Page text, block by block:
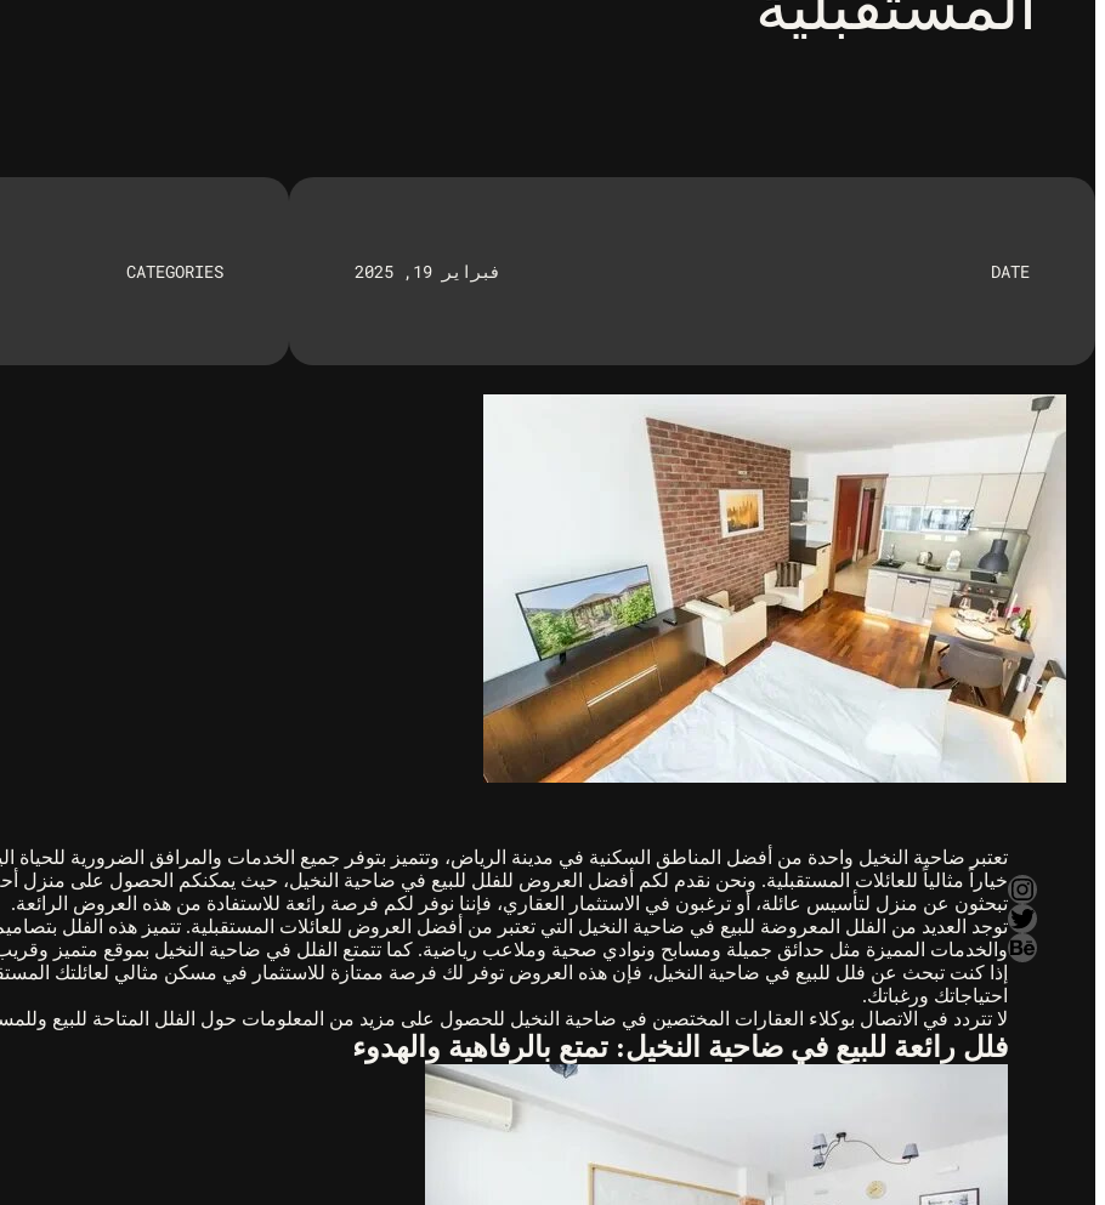
DATE فبراير 19, 2025 CATEGORIES
Instagram
Twitter
Behance
تعتبر ضاحية النخيل واحدة من أفضل المناطق السكنية في مدينة الرياض، وتتميز بتوفر جميع الخدمات والمرافق الضرورية للحياة
خياراً مثالياً للعائلات المستقبلية. ونحن نقدم لكم أفضل العروض للفلل للبيع في ضاحية النخيل، حيث يمكنكم الحصول على منزل
تبحثون عن منزل لتأسيس عائلة، أو ترغبون في الاستثمار العقاري، فإننا نوفر لكم فرصة رائعة للاستفادة من هذه العروض الرائعة.
توجد العديد من الفلل المعروضة للبيع في ضاحية النخيل التي تعتبر من أفضل العروض للعائلات المستقبلية. تتميز هذه الفلل
والخدمات المميزة مثل حدائق جميلة ومسابح ونوادي صحية وملاعب رياضية. كما تتمتع الفلل في ضاحية النخيل بموقع متميز
إذا كنت تبحث عن فلل للبيع في ضاحية النخيل، فإن هذه العروض توفر لك فرصة ممتازة للاستثمار في مسكن مثالي لعائلتك
احتياجاتك ورغباتك.
لا تتردد في الاتصال بوكلاء العقارات المختصين في ضاحية النخيل للحصول على مزيد من المعلومات حول الفلل المتاحة للبيع
فلل رائعة للبيع في ضاحية النخيل: تمتع بالرفاهية والهدوء